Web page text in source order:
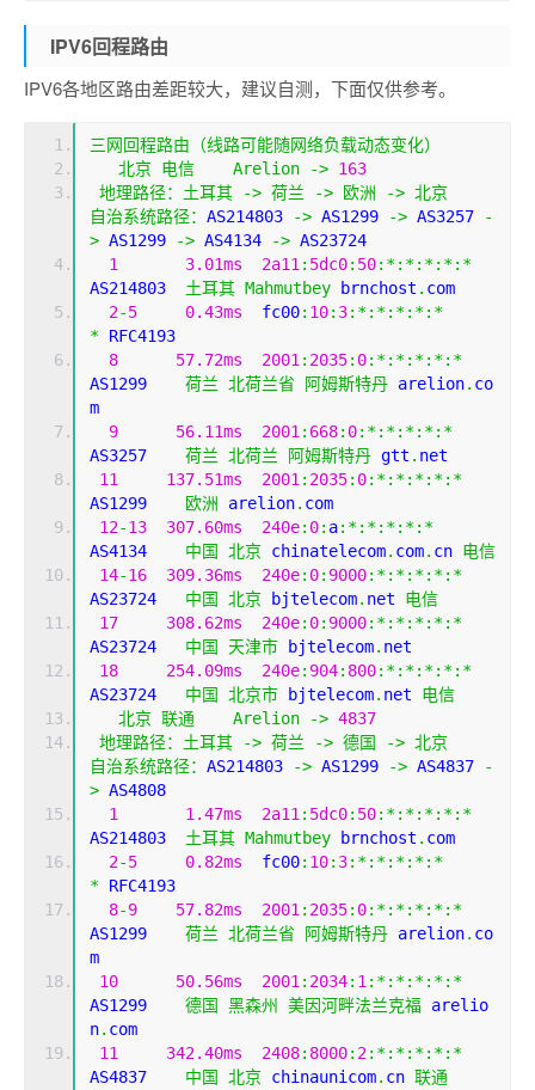
IPV6回程路由
IPV6各地区路由差距较大，建议自测，下面仅供参考。
三网回程路由（线路可能随网络负载动态变化）
北京 电信 Arelion -> 163
地理路径：土耳其
-> 荷兰 -> 欧洲 -> 北京
自治系统路径： AS214803 -> AS1299 -> AS3257
-
> AS1299 -> AS4134 -> AS23724
1
3.01ms 2a11 : 5dc0: 50:*:*:*:*:*
AS214803 土耳其 Mahmutbey brnchost . com
2-5 0.43ms
  fc00
: 10: 3:*:*:*:*:*
* RFC4193
8
57.72ms 2001 : 2035: 0:*:*:*:*:*
AS1299 荷兰 北荷兰省 阿姆斯特丹 arelion. co
m
9
56.11ms 2001 : 668: 0:*:*:*:*:*
AS3257 荷兰 北荷兰 阿姆斯特丹 gtt . net
11
137.51ms 2001 : 2035: 0:*:*:*:*:*
AS1299
欧洲 arelion. com
12-13 307.60ms 240e: 0: a:*:*:*:*:*
AS4134 中国 北京 chinatelecom. com. cn 电信
14-16 309.36ms 240e: 0: 9000:*:*:*:*:*
AS23724 中国 北京 bjtelecom. net 电信
17
308.62ms 240e: 0: 9000:*:*:*:*:*
AS23724 中国 天津市 bjtelecom. net
18
254.09ms 240e: 904: 800:*:*:*:*:*
AS23724 中国 北京市 bjtelecom. net 电信
北京 联通 Arelion -> 4837
地理路径：土耳其
-> 荷兰 -> 德国 -> 北京
自治系统路径： AS214803 -> AS1299 -> AS4837
-
> AS4808
1
1.47ms 2a11 : 5dc0: 50:*:*:*:*:*
AS214803 土耳其 Mahmutbey brnchost . com
2-5 0.82ms
  fc00
: 10: 3:*:*:*:*:*
* RFC4193
8-9 57.82ms 2001 : 2035: 0:*:*:*:*:*
AS1299 荷兰 北荷兰省 阿姆斯特丹 arelion. co
m
10
50.56ms 2001 : 2034: 1 :*:*:*:*:*
AS1299 德国 黑森州 美因河畔法兰克福 arelio
n. com
11
342.40ms 2408: 8000: 2:*:*:*:*:*
AS4837 中国 北京 chinaunicom. cn 联通